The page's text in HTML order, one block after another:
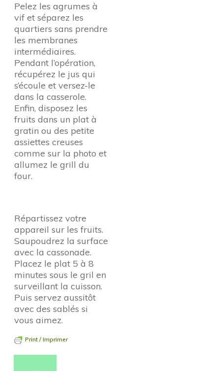
Pelez les agrumes à
vif et séparez les
quartiers sans prendre
les membranes
intermédiaires.
Pendant l’opération,
récupérez le jus qui
s’écoule et versez-le
dans la casserole.
Enfin, disposez les
fruits dans un plat à
gratin ou des petite
assiettes creuses
comme sur la photo et
allumez le grill du
four.
Répartissez votre
appareil sur les fruits.
Saupoudrez la surface
avec la cassonade.
Placez le plat 5 à 8
minutes sous le gril en
surveillant la cuisson.
Puis servez aussitôt
avec des sablés si
vous aimez.
Print / Imprimer